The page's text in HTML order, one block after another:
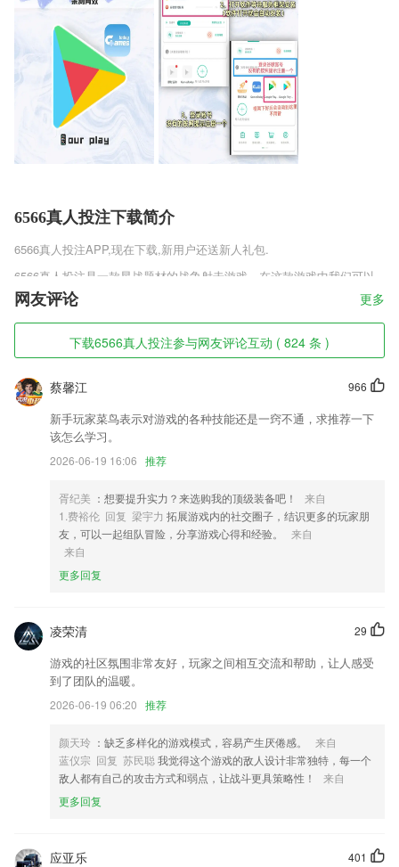
6566真人投注下载简介
6566真人投注APP,现在下载,新用户还送新人礼包.
6566真人投注是一款星战题材的战争射击游戏，在这款游戏中我们可以
使用各种顶尖的星际武器和敌人进行战斗，不过敌人同样也有各种飞行器
和战争堡垒，只有自身足够强大才可以对抗这些来自外星球的敌人，运用
好手中的武器和战友一起保卫星球吧。
6566真人投注软件特色
1,所编辑完成的图片都是不带有任何的水印的，直接点击就可以保存到自
己的相册当中。
2,拼接各类图片，自由配文，做有自己风格的潮图；
3,【智慧工地】横向可扩展，全面开放
5,音质清晰流畅，不同于2265手机自带录音机，真实还原录音场景；
6,支持设置低电量时发出通知提醒;
6566真人投注软件优势
2.家长救星，作业帮直播课线上学习更方便，辅导班太贵，家长苦不堪言
3.在线考试，这里有着海量考试题库可以随时模拟各种技能的真实考试
4.用户在这里可看到属于自己的项目，并找到更多的项目内容来完成。
6.设置多种评分方式，评卷更公平、公正；
6566真人投注更新了什么?
增加下拉刷新弹框统一等。
他功能,让你的设备在云端。
网友评论 更多
下载6566真人投注参与网友评论互动 ( 824 条 )
966
蔡馨江
新手玩家菜鸟表示对游戏的各种技能还是一窍不通，求推荐一下
该怎么学习。
2026-06-19 16:06 推荐
胥纪美 ：想要提升实力？来选购我的顶级装备吧！
来自
1.费裕伦 回复 梁宇力 拓展游戏内的社交圈子，结识更多的玩家朋
友，可以一起组队冒险，分享游戏心得和经验。
来自
来自
更多回复
29
凌荣清
游戏的社区氛围非常友好，玩家之间相互交流和帮助，让人感受
到了团队的温暖。
2026-06-19 06:20 推荐
颜天玲 ：缺乏多样化的游戏模式，容易产生厌倦感。
来自
蓝仪宗 回复 苏民聪我觉得这个游戏的敌人设计非常独特，每一个
敌人都有自己的攻击方式和弱点，让战斗更具策略性！
来自
更多回复
401
应亚乐